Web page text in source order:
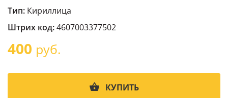
Тип: Кириллица
Штрих код:4607003377502
400 руб.
КУПИТЬ